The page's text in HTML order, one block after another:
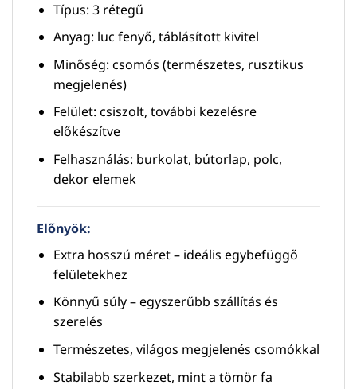
Típus: 3 rétegű
Anyag: luc fenyő, táblásított kivitel
Minőség: csomós (természetes, rusztikus
megjelenés)
Felület: csiszolt, további kezelésre
előkészítve
Felhasználás: burkolat, bútorlap, polc,
dekor elemek
Előnyök:
Extra hosszú méret – ideális egybefüggő
felületekhez
Könnyű súly – egyszerűbb szállítás és
szerelés
Természetes, világos megjelenés csomókkal
Stabilabb szerkezet, mint a tömör fa